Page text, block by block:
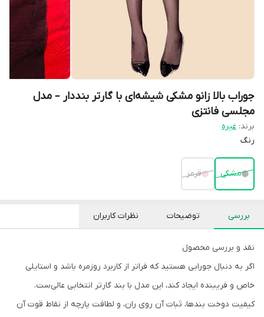
جوراب بالا زانو مشکی شیشه‌ای با گارتر بنددار – مدل
مجلسی فانتزی
برند: غیره
رنگ
مشکی قرمز
بررسی توضیحات نظرات کاربران
نقد و بررسی محصول
اگر به دنبال جورابی هستید که فراتر از کاربرد روزمره باشد و استایلی
خاص و فریبنده ایجاد کند، این مدل با بند گارتر انتخابی عالی‌ست.
کیفیت دوخت بندها، ثبات آن روی ران، و لطافت پارچه از نقاط قوت آن